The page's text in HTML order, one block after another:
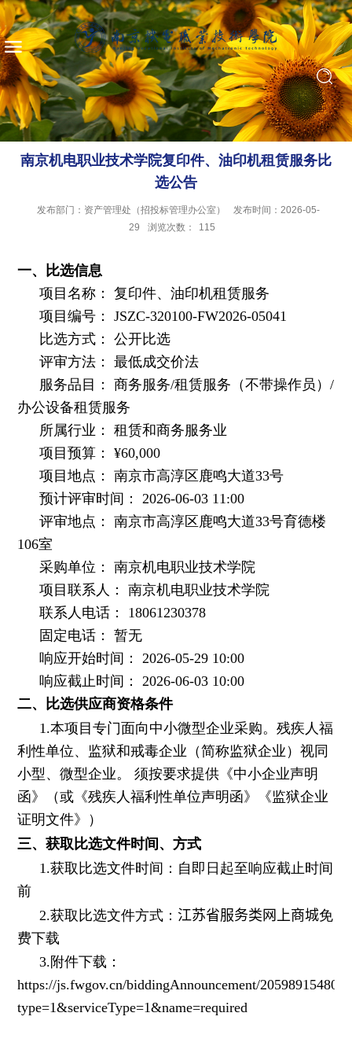
南京机电职业技术学院复印件、油印机租赁服务比
选公告
发布部门：资产管理处（招投标管理办公室）
发布时间：2026-05-
29
浏览次数： 115
一、比选信息
项目名称： 复印件、油印机租赁服务
项目编号：JSZC-320100-FW2026-05041
比选方式： 公开比选
评审方法： 最低成交价法
服务品目： 商务服务/租赁服务（不带操作员）/
办公设备租赁服务
所属行业： 租赁和商务服务业
项目预算：¥60,000
项目地点： 南京市高淳区鹿鸣大道33号
预计评审时间：2026-06-03 11:00
评审地点： 南京市高淳区鹿鸣大道33号育德楼
106室
采购单位： 南京机电职业技术学院
项目联系人： 南京机电职业技术学院
联系人电话： 18061230378
固定电话： 暂无
响应开始时间：2026-05-29 10:00
响应截止时间：2026-06-03 10:00
二、比选供应商资格条件
1.本项目专门面向中小微型企业采购。残疾人福
利性单位、监狱和戒毒企业（简称监狱企业）视同
小型、微型企业。 须按要求提供《中小企业声明
函》（或《残疾人福利性单位声明函》《监狱企业
证明文件》）
三、获取比选文件时间、方式
1.获取比选文件时间：自即日起至响应截止时间
前
2.获取比选文件方式： 江苏省服务类网上商城免
费下载
3. 附件下载：
https://js.fwgov.cn/biddingAnnouncement/
type=1&serviceType=1&name=required